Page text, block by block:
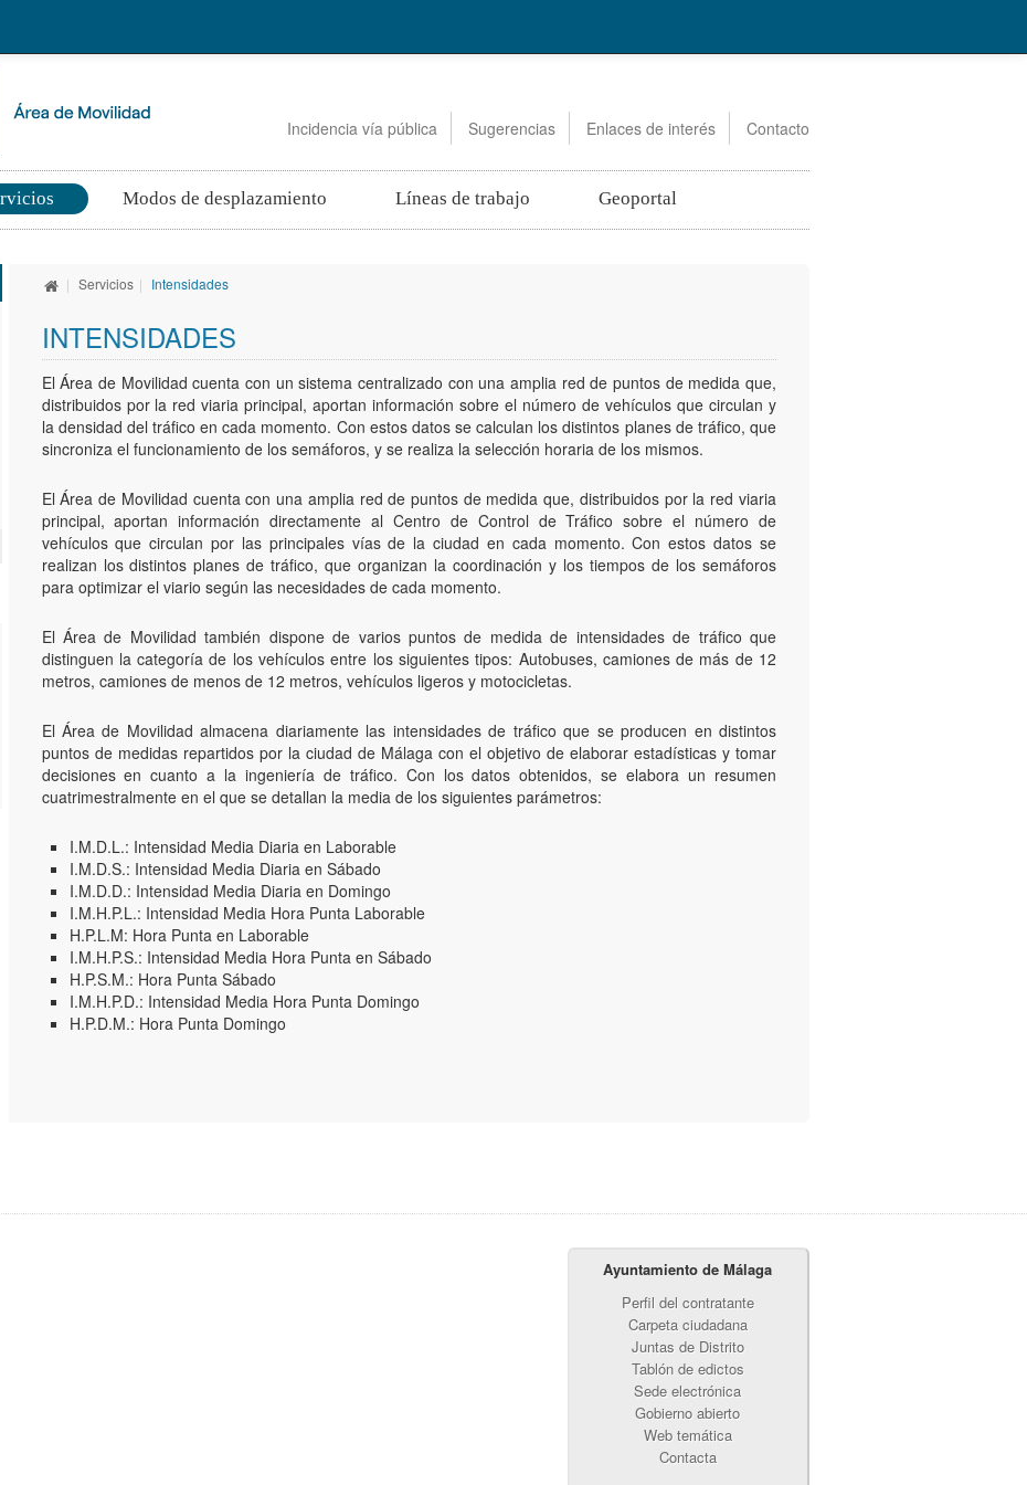
Incidencia vía pública Sugerencias Enlaces de interés Contacto
Modos de desplazamiento Líneas de trabajo Geoportal
| Servicios | Intensidades
INTENSIDADES
El Área de Movilidad cuenta con un sistema centralizado con una amplia red de puntos de medida que,
distribuidos por la red viaria principal, aportan información sobre el número de vehículos que circulan y
la densidad del tráfico en cada momento. Con estos datos se calculan los distintos planes de tráfico, que
sincroniza el funcionamiento de los semáforos, y se realiza la selección horaria de los mismos.
El Área de Movilidad cuenta con una amplia red de puntos de medida que, distribuidos por la red viaria
principal, aportan información directamente al Centro de Control de Tráfico sobre el número de
vehículos que circulan por las principales vías de la ciudad en cada momento. Con estos datos se
realizan los distintos planes de tráfico, que organizan la coordinación y los tiempos de los semáforos
para optimizar el viario según las necesidades de cada momento.
El Área de Movilidad también dispone de varios puntos de medida de intensidades de tráfico que
distinguen la categoría de los vehículos entre los siguientes tipos: Autobuses, camiones de más de 12
metros, camiones de menos de 12 metros, vehículos ligeros y motocicletas.
El Área de Movilidad almacena diariamente las intensidades de tráfico que se producen en distintos
puntos de medidas repartidos por la ciudad de Málaga con el objetivo de elaborar estadísticas y tomar
decisiones en cuanto a la ingeniería de tráfico. Con los datos obtenidos, se elabora un resumen
cuatrimestralmente en el que se detallan la media de los siguientes parámetros:
I.M.D.L.: Intensidad Media Diaria en Laborable
I.M.D.S.: Intensidad Media Diaria en Sábado
I.M.D.D.: Intensidad Media Diaria en Domingo
I.M.H.P.L.: Intensidad Media Hora Punta Laborable
H.P.L.M: Hora Punta en Laborable
I.M.H.P.S.: Intensidad Media Hora Punta en Sábado
H.P.S.M.: Hora Punta Sábado
I.M.H.P.D.: Intensidad Media Hora Punta Domingo
H.P.D.M.: Hora Punta Domingo
Ayuntamiento de Málaga
Perfil del contratante
Carpeta ciudadana
Juntas de Distrito
Tablón de edictos
Sede electrónica
Gobierno abierto
Web temática
Contacta